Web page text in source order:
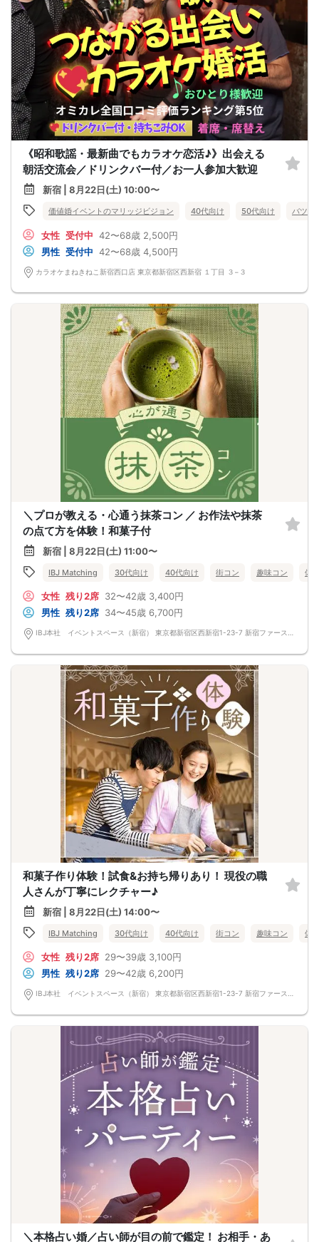
《昭和歌謡・最新曲でもカラオケ恋活♪》出会える
朝活交流会／ドリンクバー付／お一人参加大歓迎
新宿 | 8月22日(土) 10:00〜
価値婚イベントのマリッジビジョン 40代向け 50代向け バツイ
女性 受付中 42〜68歳 2,500円
男性 受付中 42〜68歳 4,500円
カラオケまねきねこ新宿西口店 東京都新宿区西新宿 １丁目 ３−３
＼プロが教える・心通う抹茶コン ／ お作法や抹茶
の点て方を体験！和菓子付
新宿 | 8月22日(土) 11:00〜
IBJ Matching 30代向け 40代向け 街コン 趣味コン 体
女性 残り2席 32〜42歳 3,400円
男性 残り2席 34〜45歳 6,700円
和菓子作り体験！試食&お持ち帰りあり！ 現役の職
人さんが丁寧にレクチャー♪
新宿 | 8月22日(土) 14:00〜
IBJ Matching 30代向け 40代向け 街コン 趣味コン 体
女性 残り2席 29〜39歳 3,100円
男性 残り2席 29〜42歳 6,200円
IBJ本社 イベントスペース（新宿） 東京都新宿区西新宿1-23-7 新宿ファーストウエストビル 12F
＼本格占い婚／占い師が目の前で鑑定！ お相手・あ